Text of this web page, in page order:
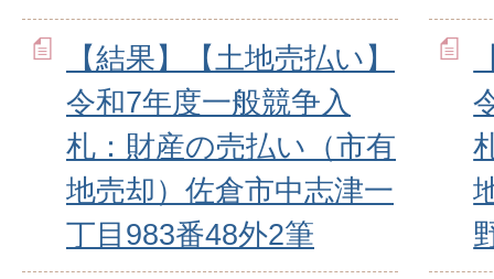
【結果】【土地売払い】
令和7年度一般競争入
札：財産の売払い（市有
地売却）佐倉市中志津一
丁目983番48外2筆